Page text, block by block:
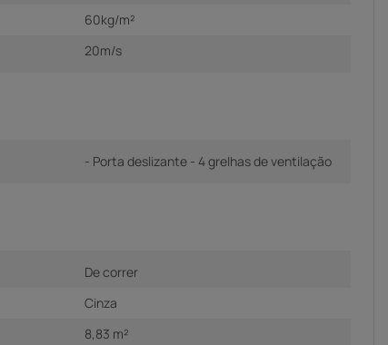
60kg/m²
20m/s
- Porta deslizante - 4 grelhas de ventilação
De correr
Cinza
8,83 m²